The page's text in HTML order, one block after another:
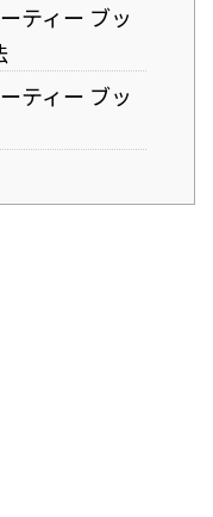
ティー ブッ
ティー ブッ